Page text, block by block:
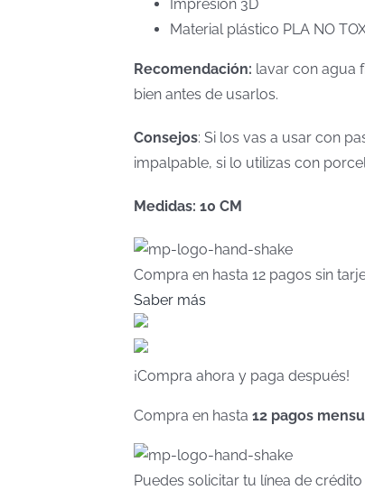
Impresión 3D
Material plástico PLA NO
Recomendación: lavar con agua
bien antes de usarlos.
Consejos: Si los vas a usar con
impalpable, si lo utilizas con
Medidas: 10 CM
Compra en hasta 12 pagos sin
Saber más
¡Compra ahora y paga después!
Compra en hasta 12 pagos
Puedes solicitar tu línea de